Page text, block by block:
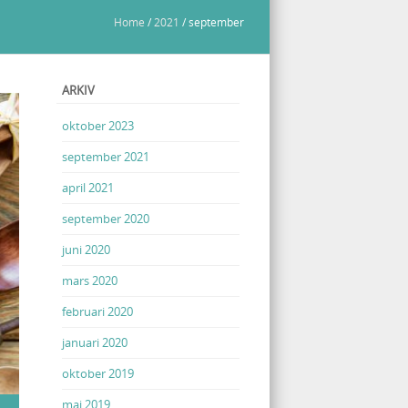
Home / 2021 /september
ARKIV
oktober 2023
september 2021
april 2021
september 2020
juni 2020
mars 2020
februari 2020
januari 2020
oktober 2019
maj 2019